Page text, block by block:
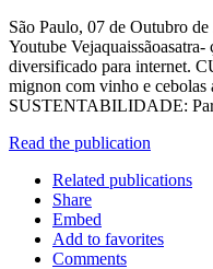
São Paulo, 07 de Outubro
Youtube
diversificado para internet.
mignon com vinho e cebolas
SUSTENTABILIDADE:
Read the publication
Related publications
Share
Embed
Add to favorites
Comments